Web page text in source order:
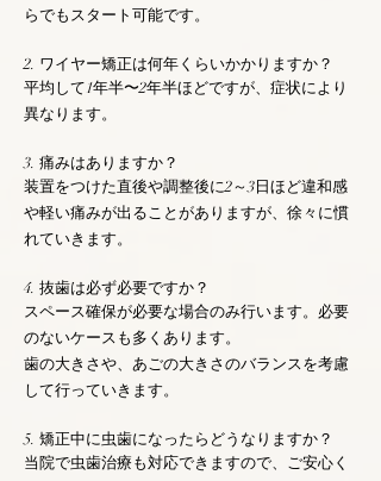
らでもスタート可能です。
2. ワイヤー矯正は何年くらいかかりますか？
平均して1年半〜2年半ほどですが、症状により
異なります。
3. 痛みはありますか？
装置をつけた直後や調整後に2～3日ほど違和感
や軽い痛みが出ることがありますが、徐々に慣
れていきます。
4. 抜歯は必ず必要ですか？
スペース確保が必要な場合のみ行います。必要
のないケースも多くあります。
歯の大きさや、あごの大きさのバランスを考慮
して行っていきます。
5. 矯正中に虫歯になったらどうなりますか？
当院で虫歯治療も対応できますので、ご安心く